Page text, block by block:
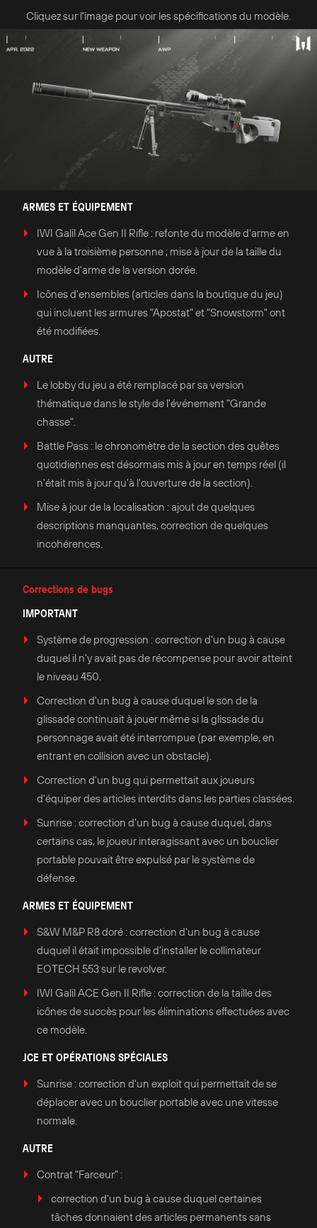
Cliquez sur l'image pour voir les spécifications du modèle.
ARMES ET ÉQUIPEMENT
IWI Galil Ace Gen II Rifle : refonte du modèle d'arme en
vue à la troisième personne ; mise à jour de la taille du
modèle d'arme de la version dorée.
Icônes d'ensembles (articles dans la boutique du jeu)
qui incluent les armures "Apostat" et "Snowstorm" ont
été modifiées.
AUTRE
Le lobby du jeu a été remplacé par sa version
thématique dans le style de l'événement "Grande
chasse".
Battle Pass : le chronomètre de la section des quêtes
quotidiennes est désormais mis à jour en temps réel (il
n'était mis à jour qu'à l'ouverture de la section).
Mise à jour de la localisation : ajout de quelques
descriptions manquantes, correction de quelques
incohérences.
Corrections de bugs
IMPORTANT
Système de progression : correction d'un bug à cause
duquel il n'y avait pas de récompense pour avoir atteint
le niveau 450.
Correction d'un bug à cause duquel le son de la
glissade continuait à jouer même si la glissade du
personnage avait été interrompue (par exemple, en
entrant en collision avec un obstacle).
Correction d'un bug qui permettait aux joueurs
d'équiper des articles interdits dans les parties classées.
Sunrise : correction d'un bug à cause duquel, dans
certains cas, le joueur interagissant avec un bouclier
portable pouvait être expulsé par le système de
défense.
ARMES ET ÉQUIPEMENT
S&W M&P R8 doré : correction d'un bug à cause
duquel il était impossible d'installer le collimateur
EOTECH 553 sur le revolver.
IWI Galil ACE Gen II Rifle : correction de la taille des
icônes de succès pour les éliminations effectuées avec
ce modèle.
JCE ET OPÉRATIONS SPÉCIALES
Sunrise : correction d'un exploit qui permettait de se
déplacer avec un bouclier portable avec une vitesse
normale.
AUTRE
Contrat "Farceur" :
correction d'un bug à cause duquel certaines
tâches donnaient des articles permanents sans